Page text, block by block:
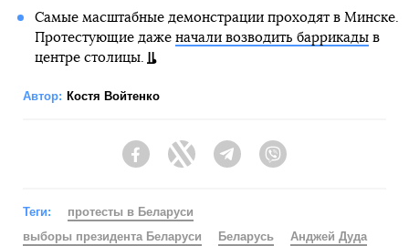
Самые масштабные демонстрации проходят в Минске.
Протестующие даже начали возводить баррикадыв
центре столицы.
Автор: Костя Войтенко
FacebookTwitter Telegram
Теги:
протесты в Беларуси
выборы президента Беларуси
Беларусь Анджей Дуда